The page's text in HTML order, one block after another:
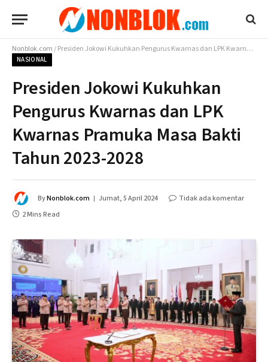
Nonblok.com/Presiden Jokowi Kukuhkan Pengurus Kwarnas dan LPK Kwarnas Pramuka Masa Bakti Tahun 2023-2028
NASIONAL
Presiden Jokowi Kukuhkan
Pengurus Kwarnas dan LPK
Kwarnas Pramuka Masa Bakti
Tahun 2023-2028
ByNonblok.com Jumat, 5 April 2024
Tidak ada komentar
2 Mins Read